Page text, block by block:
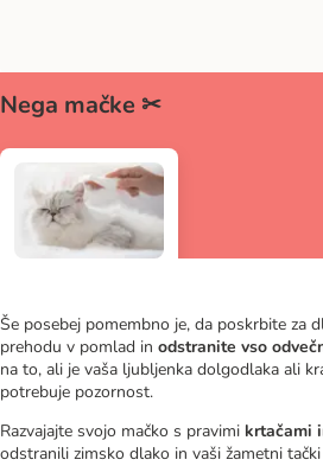
Nega mačke ✂
Še posebej pomembno je, da poskrbite za
prehodu v pomlad in odstranite vso
na to, ali je vaša ljubljenka dolgodlaka ali
potrebuje pozornost.
Razvajajte svojo mačko s pravimi krtačami
odstranili zimsko dlako in vaši žametni